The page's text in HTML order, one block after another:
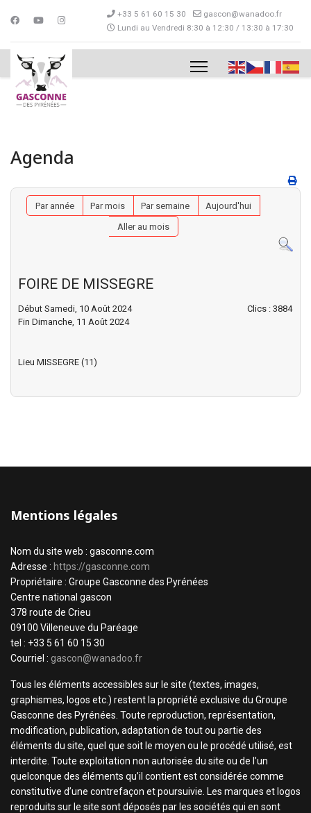
+33 5 61 60 15 30
gascon@wanadoo.fr
Lundi au Vendredi 8:30 à 12:30 / 13:30 à 17:30
Agenda
Par année Par mois Par semaine
Aujourd'hui
Aller au mois
FOIRE DE MISSEGRE
Début Samedi, 10 Août 2024
Fin Dimanche, 11 Août 2024
Clics : 3884
Lieu MISSEGRE (11)
Mentions légales
Nom du site web : gasconne.com
Adresse : https://gasconne.com
Propriétaire : Groupe Gasconne des Pyrénées
Centre national gascon
378 route de Crieu
09100 Villeneuve du Paréage
tel : +33 5 61 60 15 30
Courriel : gascon@wanadoo.fr
Tous les éléments accessibles sur le site (textes, images,
graphismes, logos etc.) restent la propriété exclusive du Groupe
Gasconne des Pyrénées. Toute reproduction, représentation,
modification, publication, adaptation de tout ou partie des
éléments du site, quel que soit le moyen ou le procédé utilisé, est
interdite. Toute exploitation non autorisée du site ou de l’un
quelconque des éléments qu’il contient est considérée comme
constitutive d’une contrefaçon et poursuivie. Les marques et logos
reproduits sur le site sont déposés par les sociétés qui en sont